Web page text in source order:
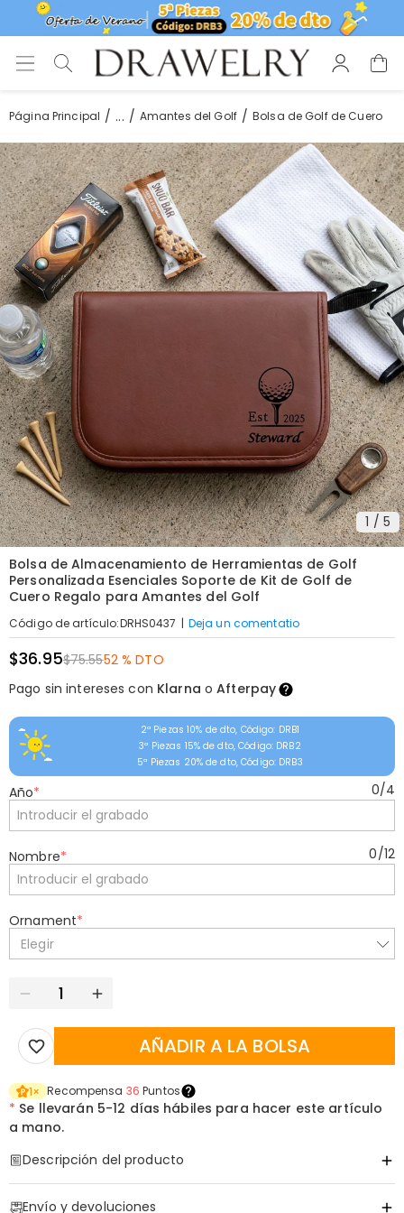
Página Principal ... Amantes del Golf Bolsa de Golf de Cuero
1 / 5
Bolsa de Almacenamiento de Herramientas de Golf
Personalizada Esenciales Soporte de Kit de Golf de
Cuero Regalo para Amantes del Golf
Código de artículo:DRHS0437 | Deja un comentatio
$36.95$75.5552 % DTO
Pago sin intereses con Klarna oAfterpay
2ª Piezas 10% de dto, Código: DRB1
3ª Piezas 15% de dto, Código: DRB2
5ª Piezas 20% de dto, Código: DRB3
Año* 0/4
Nombre* 0/12
Ornament*
Elegir
AÑADIR A LA BOLSA
1× Recompensa 36 Puntos
* Se llevarán 5-12 días hábiles para hacer este artículo
a mano.
Descripción del producto
Eleva Cada Swing con un Legado en Sus Manos
Envío y devoluciones